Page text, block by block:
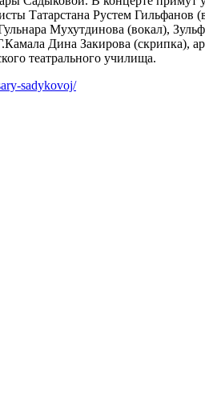
Татарстана Рустем Гильфанов
Мухутдинова (вокал),
Г.Камала Дина Закирова
театрального училища.
sadykovoj/